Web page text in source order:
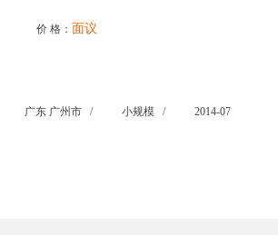
价 格： 面议
广东 广州市 / 小规模 / 2014-07